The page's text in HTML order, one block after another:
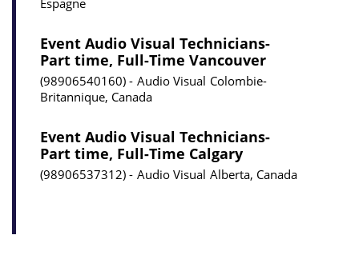
Event Audio Visual Technicians-
Part time, Full-Time Vancouver
98906540160 Audio Visual Colombie-
Britannique, Canada
Event Audio Visual Technicians-
Part time, Full-Time Calgary
98906537312 Audio Visual Alberta, Canada